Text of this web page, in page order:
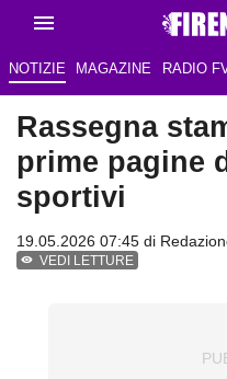
NOTIZIE MAGAZINE RADIO
Rassegna
prime pagine
sportivi
19.05.2026 07:45 di
VEDI LETTURE